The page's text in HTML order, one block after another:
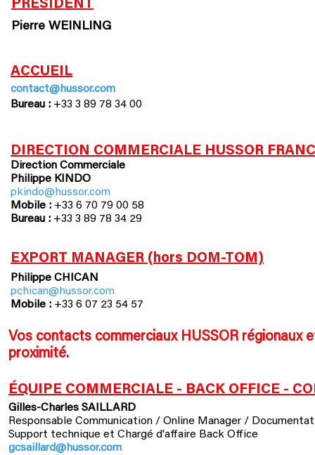
PRÉSIDENT
Pierre WEINLING
ACCUEIL
contact@hussor.com
Bureau : +33 3 89 78 34 00
DIRECTION COMMERCIALE HUSSOR
Direction Commerciale
Philippe KINDO
pkindo@hussor.com
Mobile : +33 6 70 79 00 58
Bureau : +33 3 89 78 34 29
EXPORT MANAGER (hors DOM-TOM)
Philippe CHICAN
pchican@hussor.com
Mobile : +33 6 07 23 54 57
Vos contacts commerciaux HUSSOR
proximité.
ÉQUIPE COMMERCIALE - BACK OFFICE -
Gilles-Charles SAILLARD
Responsable Communication / Online Manager /
Support technique et Chargé d'affaire Back Office
gcsaillard@hussor.com